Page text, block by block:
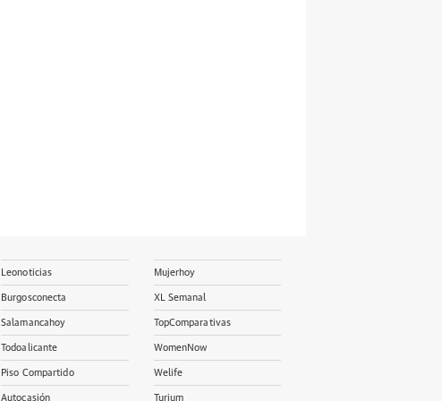
Leonoticias
Burgosconecta
Salamancahoy
Todoalicante
Piso Compartido
Autocasión
Mujerhoy
XL Semanal
TopComparativas
WomenNow
Welife
Turium